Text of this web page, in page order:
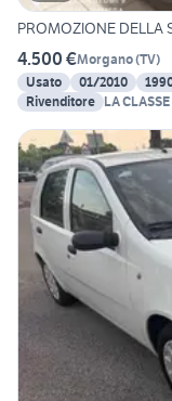
PROMOZIONE DELLA
4.500 €Morgano(TV)
Usato
01/2010
Rivenditore LA